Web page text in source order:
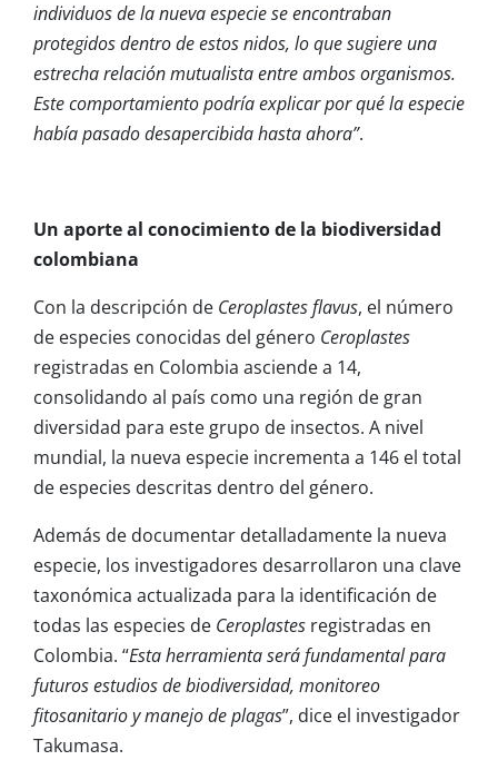
individuos de la nueva especie se encontraban
protegidos dentro de estos nidos, lo que sugiere una
estrecha relación mutualista entre ambos organismos.
Este comportamiento podría explicar por qué la especie
había pasado desapercibida hasta ahora”.
Un aporte al conocimiento de la biodiversidad
colombiana
Con la descripción de Ceroplastes flavus, el número
de especies conocidas del género Ceroplastes
registradas en Colombia asciende a 14,
consolidando al país como una región de gran
diversidad para este grupo de insectos. A nivel
mundial, la nueva especie incrementa a 146 el total
de especies descritas dentro del género.
Además de documentar detalladamente la nueva
especie, los investigadores desarrollaron una clave
taxonómica actualizada para la identificación de
todas las especies de Ceroplastes registradas en
Colombia. “Esta herramienta será fundamental para
futuros estudios de biodiversidad, monitoreo
fitosanitario y manejo de plagas”, dice el investigador
Takumasa.